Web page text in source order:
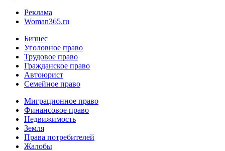
Реклама
Woman365.ru
Бизнес
Уголовное право
Трудовое право
Гражданское право
Автоюрист
Семейное право
Миграционное право
Финансовое право
Недвижимость
Земля
Права потребителей
Жалобы